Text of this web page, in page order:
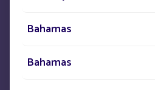
Bahamas
Bahamas